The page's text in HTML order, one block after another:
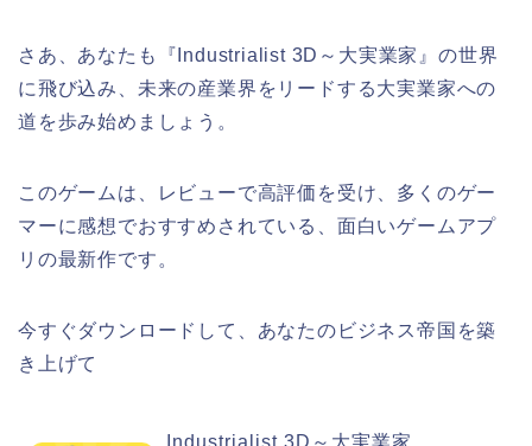
さあ、あなたも『Industrialist 3D～大実業家』の世界
に飛び込み、未来の産業界をリードする大実業家への
道を歩み始めましょう。
このゲームは、レビューで高評価を受け、多くのゲー
マーに感想でおすすめされている、面白いゲームアプ
リの最新作です。
今すぐダウンロードして、あなたのビジネス帝国を築
き上げて
Industrialist 3D～大実業家